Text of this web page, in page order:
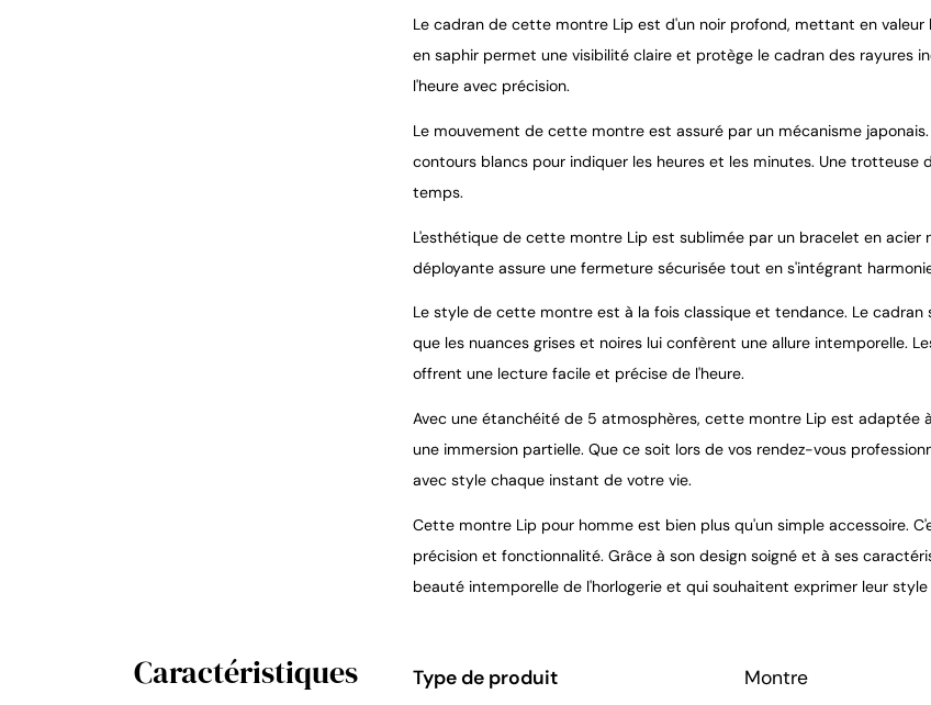
Le cadran de cette montre Lip est d'un noir profond, mettant en
en saphir permet une visibilité claire et protège le cadran des rayures
l'heure avec précision.
Le mouvement de cette montre est assuré par un mécanisme
contours blancs pour indiquer les heures et les minutes. Une
temps.
L'esthétique de cette montre Lip est sublimée par un bracelet en
déployante assure une fermeture sécurisée tout en s'intégrant
Le style de cette montre est à la fois classique et tendance. Le
que les nuances grises et noires lui confèrent une allure intemporelle.
offrent une lecture facile et précise de l'heure.
Avec une étanchéité de 5 atmosphères, cette montre Lip est adaptée
une immersion partielle. Que ce soit lors de vos rendez-vous
avec style chaque instant de votre vie.
Cette montre Lip pour homme est bien plus qu'un simple accessoire.
précision et fonctionnalité. Grâce à son design soigné et à ses
beauté intemporelle de l'horlogerie et qui souhaitent exprimer leur style
Caractéristiques Type de produit
Montre